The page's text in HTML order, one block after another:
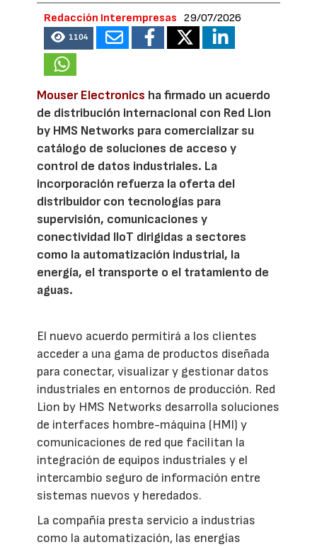
Redacción Interempresas 29/07/2026
1104
Mouser Electronics ha firmado un acuerdo
de distribución internacional con Red Lion
by HMS Networks para comercializar su
catálogo de soluciones de acceso y
control de datos industriales. La
incorporación refuerza la oferta del
distribuidor con tecnologías para
supervisión, comunicaciones y
conectividad IIoT dirigidas a sectores
como la automatización industrial, la
energía, el transporte o el tratamiento de
aguas.
El nuevo acuerdo permitirá a los clientes
acceder a una gama de productos diseñada
para conectar, visualizar y gestionar datos
industriales en entornos de producción. Red
Lion by HMS Networks desarrolla soluciones
de interfaces hombre-máquina (HMI) y
comunicaciones de red que facilitan la
integración de equipos industriales y el
intercambio seguro de información entre
sistemas nuevos y heredados.
La compañía presta servicio a industrias
como la automatización, las energías